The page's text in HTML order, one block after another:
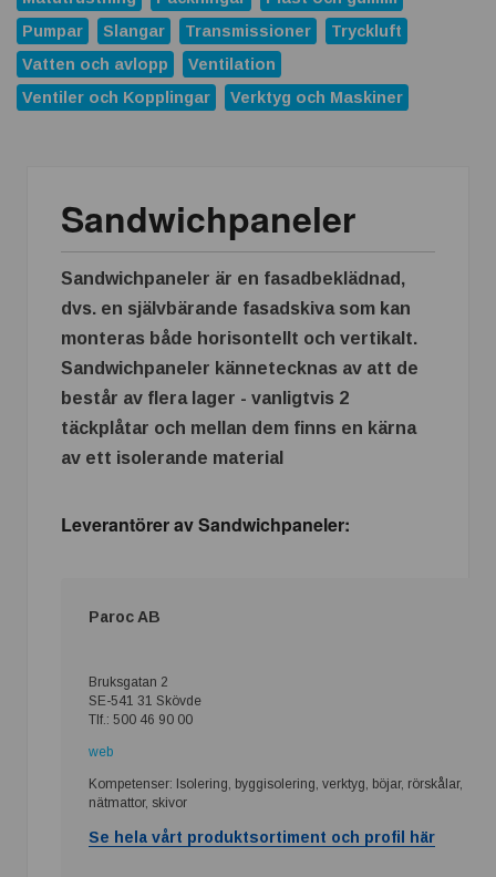
EODev och Baudouin inleder partnerskap för högeffektiv
distribuerad kraftproduktion
Jungheinrich bjuder in till Roadshow 2026 – upptäck
likströmsteknik
Processes
Dunlop Hiflex tar ny rekordorder!
Vilken rostfri plåt tål din miljö?
Atlas Copco Group tilldelas prestigefyllt pris för industriellt
monteringsverktyg
Nya 12-portars APL-Switchar i kompakt utförande
Pumpar
Slangar Transmissioner
Tryckluft
Vatten och avlopp
Ventilation
Ventiler och Kopplingar
Verktyg och Maskiner
Sandwichpaneler
Sandwichpaneler är en fasadbeklädnad,
dvs. en självbärande fasadskiva som kan
monteras både horisontellt och vertikalt.
Sandwichpaneler kännetecknas av att de
består av flera lager - vanligtvis 2
täckplåtar och mellan dem finns en kärna
av ett isolerande material
Leverantörer av Sandwichpaneler:
Paroc AB
Bruksgatan 2
SE-541 31 Skövde
Tlf.: 500 46 90 00
web
Kompetenser: Isolering, byggisolering, verktyg, böjar, rörskålar,
nätmattor, skivor
Se hela vårt produktsortiment och profil här